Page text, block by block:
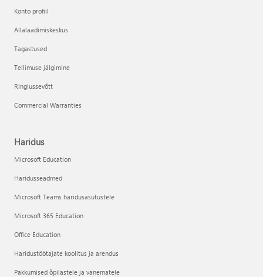
Konto profiil
Allalaadimiskeskus
Tagastused
Tellimuse jälgimine
Ringlussevõtt
Commercial Warranties
Haridus
Microsoft Education
Haridusseadmed
Microsoft Teams haridusasutustele
Microsoft 365 Education
Office Education
Haridustöötajate koolitus ja arendus
Pakkumised õpilastele ja vanematele